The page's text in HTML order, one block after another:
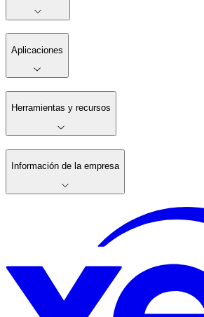
Aplicaciones
Herramientas y recursos
Información de la empresa